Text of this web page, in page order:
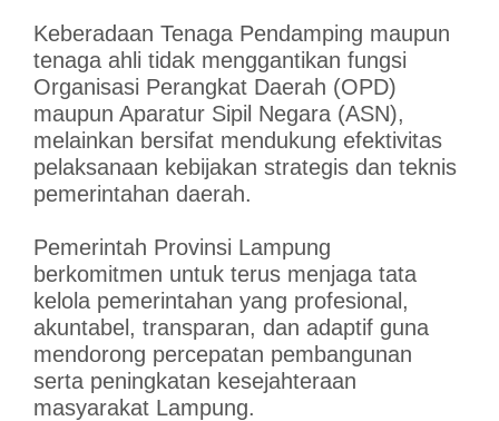
Keberadaan Tenaga Pendamping maupun
tenaga ahli tidak menggantikan fungsi
Organisasi Perangkat Daerah (OPD)
maupun Aparatur Sipil Negara (ASN),
melainkan bersifat mendukung efektivitas
pelaksanaan kebijakan strategis dan teknis
pemerintahan daerah.
Pemerintah Provinsi Lampung
berkomitmen untuk terus menjaga tata
kelola pemerintahan yang profesional,
akuntabel, transparan, dan adaptif guna
mendorong percepatan pembangunan
serta peningkatan kesejahteraan
masyarakat Lampung.